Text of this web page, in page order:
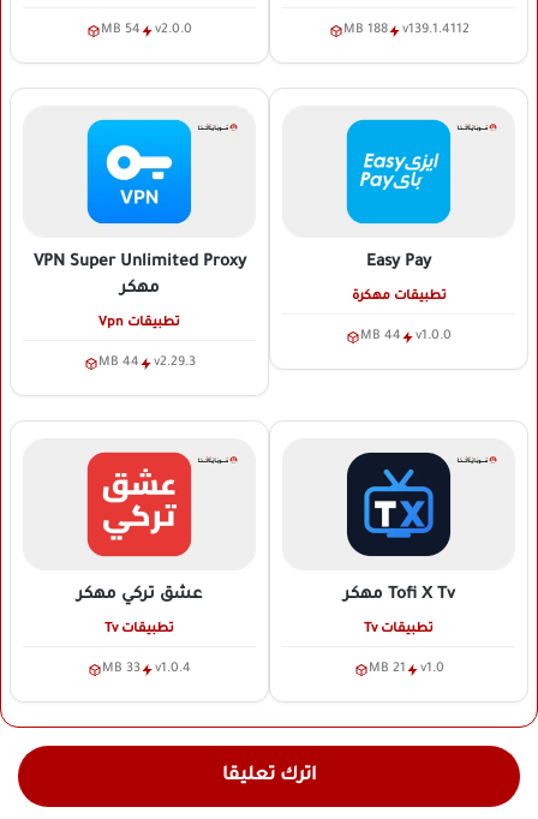
v139.1.4112
188 MB
v2.0.0
54 MB
Easy Pay
تطبيقات مهكرة
v1.0.0
44 MB
VPN Super Unlimited Proxy
مهكر
تطبيقات Vpn
v2.29.3
44 MB
Tofi X Tv مهكر
تطبيقات Tv
v1.0
21 MB
عشق تركي مهكر
تطبيقات Tv
v1.0.4
33 MB
اترك تعليقا